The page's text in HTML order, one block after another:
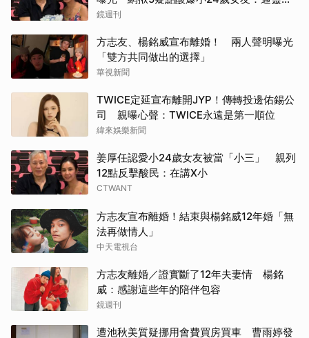
是時空旅人
鏡週刊
方志友、楊銘威宣布離婚！ 兩人聲明曝光
「雙方共同做出的選擇」
華視新聞
TWICE定延宣布離開JYP！傳轉投邊佑錫公
司 親曝心聲：TWICE永遠是第一順位
緯來娛樂新聞
姜厚任認愛小24歲女友被當「小三」 親列
12點反擊酸民：在講X小
CTWANT
方志友宣布離婚！結束與楊銘威12年婚「無
法再做情人」
中天電視台
方志友離婚／證實斷了12年夫妻情 楊銘
威：感謝這些年的陪伴包容
鏡週刊
遭池秋美質疑挪用會費買房買車 曹雨婷發